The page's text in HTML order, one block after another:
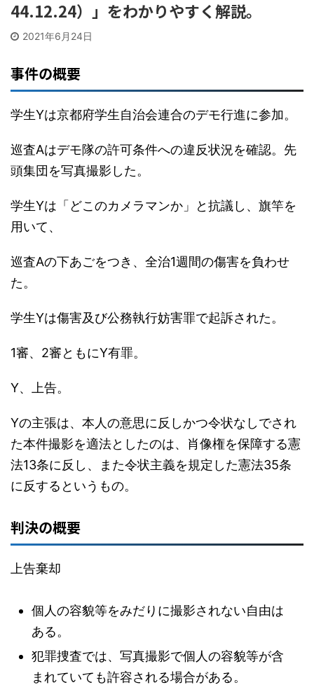
44.12.24）」をわかりやすく解説。
2021年6月24日
事件の概要
学生Yは京都府学生自治会連合のデモ行進に参加。
巡査Aはデモ隊の許可条件への違反状況を確認。先
頭集団を写真撮影した。
学生Yは「どこのカメラマンか」と抗議し、旗竿を
用いて、
巡査Aの下あごをつき、全治1週間の傷害を負わせ
た。
学生Yは傷害及び公務執行妨害罪で起訴された。
1審、2審ともにY有罪。
Y、上告。
Yの主張は、本人の意思に反しかつ令状なしでされ
た本件撮影を適法としたのは、肖像権を保障する憲
法13条に反し、また令状主義を規定した憲法35条
に反するというもの。
判決の概要
上告棄却
個人の容貌等をみだりに撮影されない自由は
ある。
犯罪捜査では、写真撮影で個人の容貌等が含
まれていても許容される場合がある。